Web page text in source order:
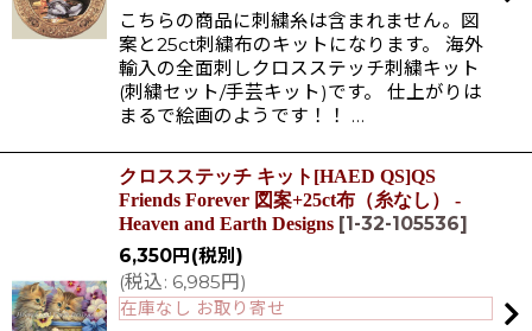
こちらの商品に刺繍糸は含まれません。図
案と25ct刺繍布のキットになります。 海外
輸入の全面刺しクロスステッチ刺繍キット
(刺繍セット/手芸キット)です。 仕上がりは
まるで絵画のようです！！ …
クロスステッチ キット[HAED QS]QS
Friends Forever 図案+25ct布（糸なし） -
Heaven and Earth Designs [1-32-105536]
6,350円 (税別)
(税込: 6,985円 )
在庫なし お取り寄せ